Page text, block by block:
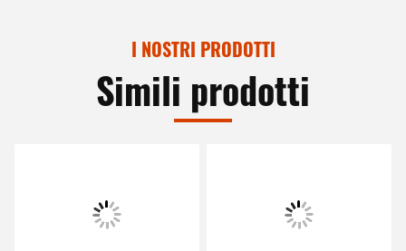
I NOSTRI PRODOTTI
Simili prodotti